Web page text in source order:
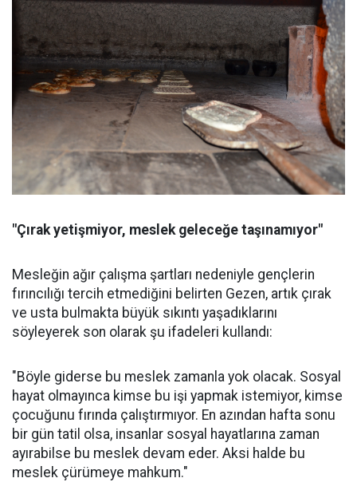
"Çırak yetişmiyor, meslek geleceğe taşınamıyor"
Mesleğin ağır çalışma şartları nedeniyle gençlerin
fırıncılığı tercih etmediğini belirten Gezen, artık çırak
ve usta bulmakta büyük sıkıntı yaşadıklarını
söyleyerek son olarak şu ifadeleri kullandı:
"Böyle giderse bu meslek zamanla yok olacak. Sosyal
hayat olmayınca kimse bu işi yapmak istemiyor, kimse
çocuğunu fırında çalıştırmıyor. En azından hafta sonu
bir gün tatil olsa, insanlar sosyal hayatlarına zaman
ayırabilse bu meslek devam eder. Aksi halde bu
meslek çürümeye mahkum."